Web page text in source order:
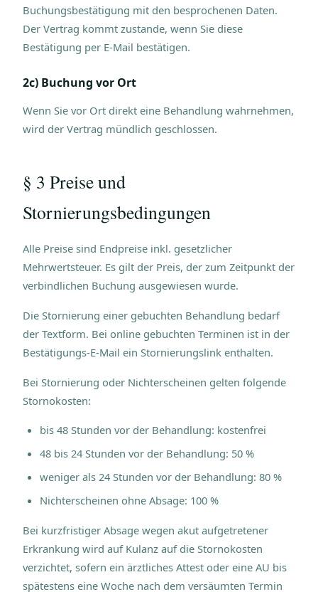
Buchungsbestätigung mit den besprochenen Daten.
Der Vertrag kommt zustande, wenn Sie diese
Bestätigung per E-Mail bestätigen.
2c) Buchung vor Ort
Wenn Sie vor Ort direkt eine Behandlung wahrnehmen,
wird der Vertrag mündlich geschlossen.
§ 3 Preise und
Stornierungsbedingungen
Alle Preise sind Endpreise inkl. gesetzlicher
Mehrwertsteuer. Es gilt der Preis, der zum Zeitpunkt der
verbindlichen Buchung ausgewiesen wurde.
Die Stornierung einer gebuchten Behandlung bedarf
der Textform. Bei online gebuchten Terminen ist in der
Bestätigungs-E-Mail ein Stornierungslink enthalten.
Bei Stornierung oder Nichterscheinen gelten folgende
Stornokosten:
bis 48 Stunden vor der Behandlung: kostenfrei
48 bis 24 Stunden vor der Behandlung: 50 %
weniger als 24 Stunden vor der Behandlung: 80 %
Nichterscheinen ohne Absage: 100 %
Bei kurzfristiger Absage wegen akut aufgetretener
Erkrankung wird auf Kulanz auf die Stornokosten
verzichtet, sofern ein ärztliches Attest oder eine AU bis
spätestens eine Woche nach dem versäumten Termin